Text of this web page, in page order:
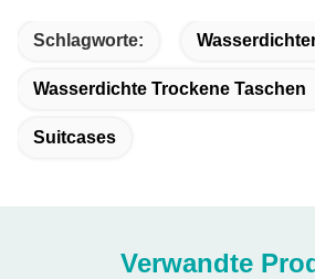
Schlagworte:
Wasserdichte Trockene Taschen
Suitcases
Verwandte